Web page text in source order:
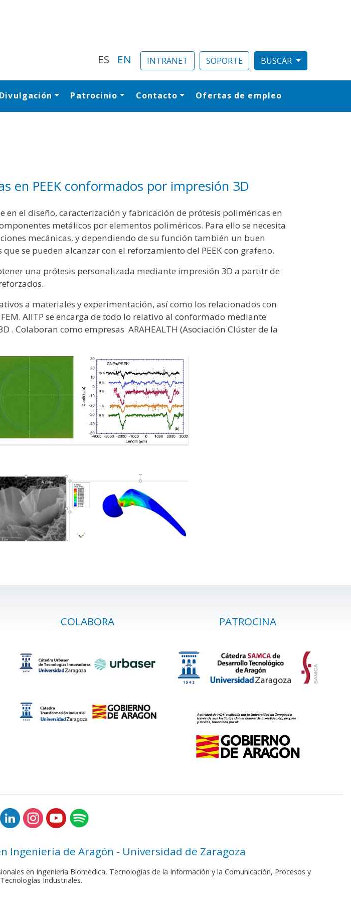
ES EN INTRANET SOPORTE
Navegación principal
Divulgación Patrocinio Contacto Ofertas de empleo
en PEEK conformados por impresión 3D
en el diseño, caracterización y fabricación de prótesis poliméricas en
metálicos por elementos poliméricos. Para ello se necesita
mecánicas, y dependiendo de su función también un buen
se pueden alcanzar con el reforzamiento del PEEK con grafeno.
una prótesis personalizada mediante impresión 3D a partitr de
a materiales y experimentación, así como los relacionados con
AIITP se encarga de todo lo relativo al conformado mediante
. Colaboran como empresas ARAHEALTH (Asociación Clúster de la
COLABORA PATROCINA
de Aragón - Universidad de Zaragoza
en Ingeniería Biomédica, Tecnologías de la Información y la Comunicación, Procesos y
Industriales.